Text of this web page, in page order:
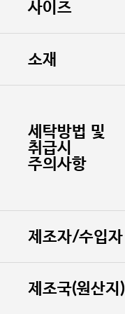
사이즈
소재
세탁방법 및
취급시
주의사항
제조자/수입자
제조국(원산지)